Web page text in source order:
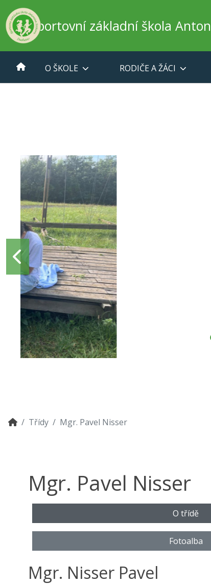
Sportovní základní škola
O ŠKOLE RODIČE A ŽÁCI
Třídy Mgr. Pavel Nisser
Mgr. Pavel Nisser
O třídě
Fotoalba
Mgr. Nisser Pavel